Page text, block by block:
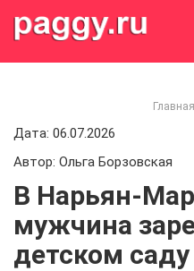
Главная
Дата: 06.07.2026
Автор: Ольга Борзовская
В Нарьян-
мужчина
детском